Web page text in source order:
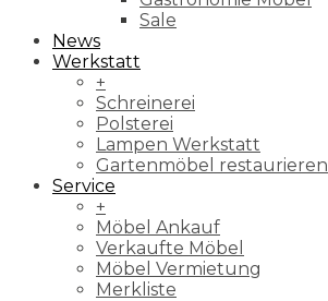
Sale
News
Werkstatt
+
Schreinerei
Polsterei
Lampen Werkstatt
Gartenmöbel restaurieren
Service
+
Möbel Ankauf
Verkaufte Möbel
Möbel Vermietung
Merkliste